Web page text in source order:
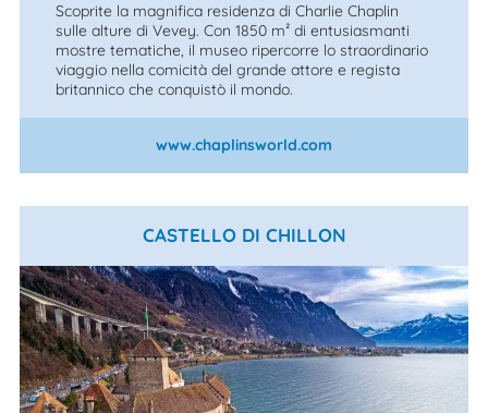
Scoprite la magnifica residenza di Charlie Chaplin
sulle alture di Vevey. Con 1850 m² di entusiasmanti
mostre tematiche, il museo ripercorre lo straordinario
viaggio nella comicità del grande attore e regista
britannico che conquistò il mondo.
www.chaplinsworld.com
CASTELLO DI CHILLON